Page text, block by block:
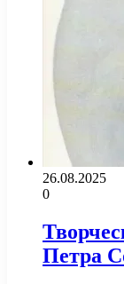
26.08.2025
0
Петра